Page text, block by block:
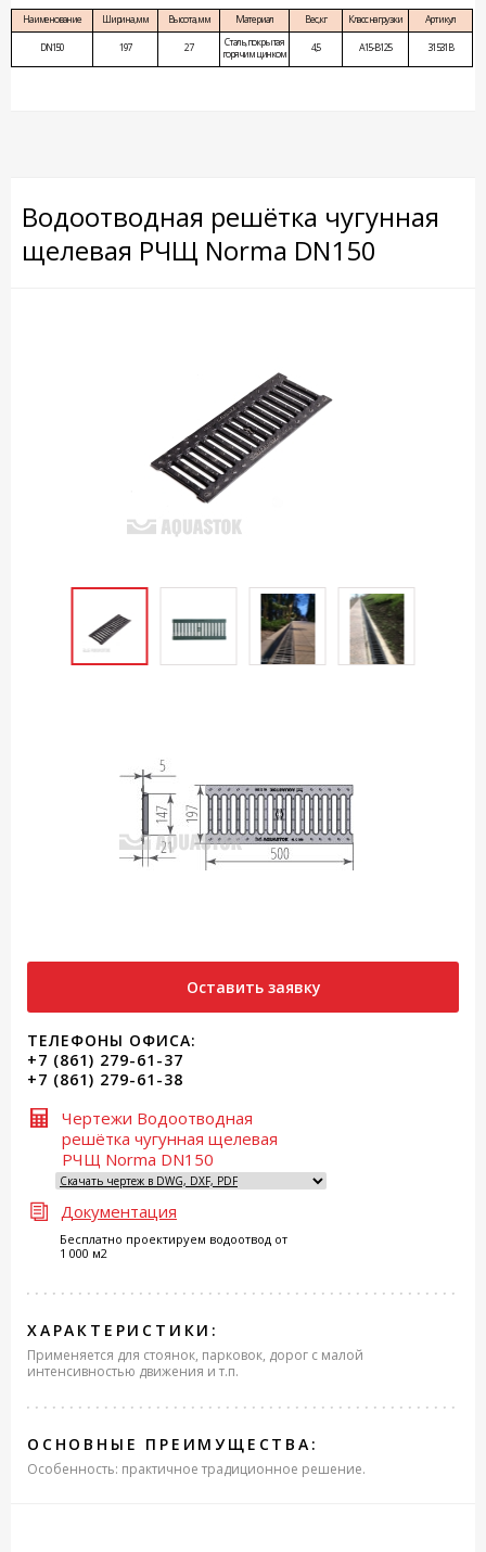
Наименование Ширина, мм Высота, мм Материал Вес, кг Класс нагрузки
Артикул
DN150
197 27
Сталь, покрытая
горячим цинком
4,5 A15-В125 31531В
Водоотводная решётка чугунная
щелевая РЧЩ Norma DN150
Оставить заявку
ТЕЛЕФОНЫ ОФИСА:
+7 (861) 279-61-37
+7 (861) 279-61-38
Чертежи Водоотводная
решётка чугунная щелевая
РЧЩ Norma DN150
Документация
Бесплатно проектируем водоотвод от
1 000 м2
ХАРАКТЕРИСТИКИ:
Применяется для стоянок, парковок, дорог с малой
интенсивностью движения и т.п.
ОСНОВНЫЕ ПРЕИМУЩЕСТВА:
Особенность: практичное традиционное решение.